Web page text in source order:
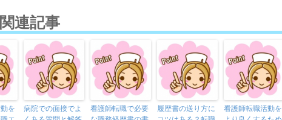
連記事
を
病院での面接でよ
看護師転職で必要
履歴書の送り方に
看護師転職活動を